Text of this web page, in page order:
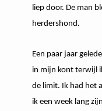
liep door. De man
herdershond.
Een paar jaar
in mijn kont terwijl
de limit. Ik had het
ik een week lang